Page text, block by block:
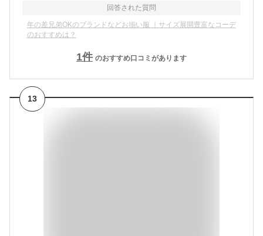
回答された質問
年の差兄弟OKのブランドなどお揃い服 ｜サイズ展開豊富なコーデ
のおすすめは？
1件 のおすすめ口コミがあります
13